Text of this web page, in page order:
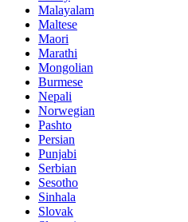
Malayalam
Maltese
Maori
Marathi
Mongolian
Burmese
Nepali
Norwegian
Pashto
Persian
Punjabi
Serbian
Sesotho
Sinhala
Slovak